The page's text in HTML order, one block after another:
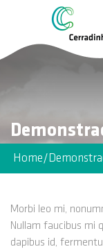
Home/
Morbi leo mi,
Nullam faucibus mi
dapibus id,